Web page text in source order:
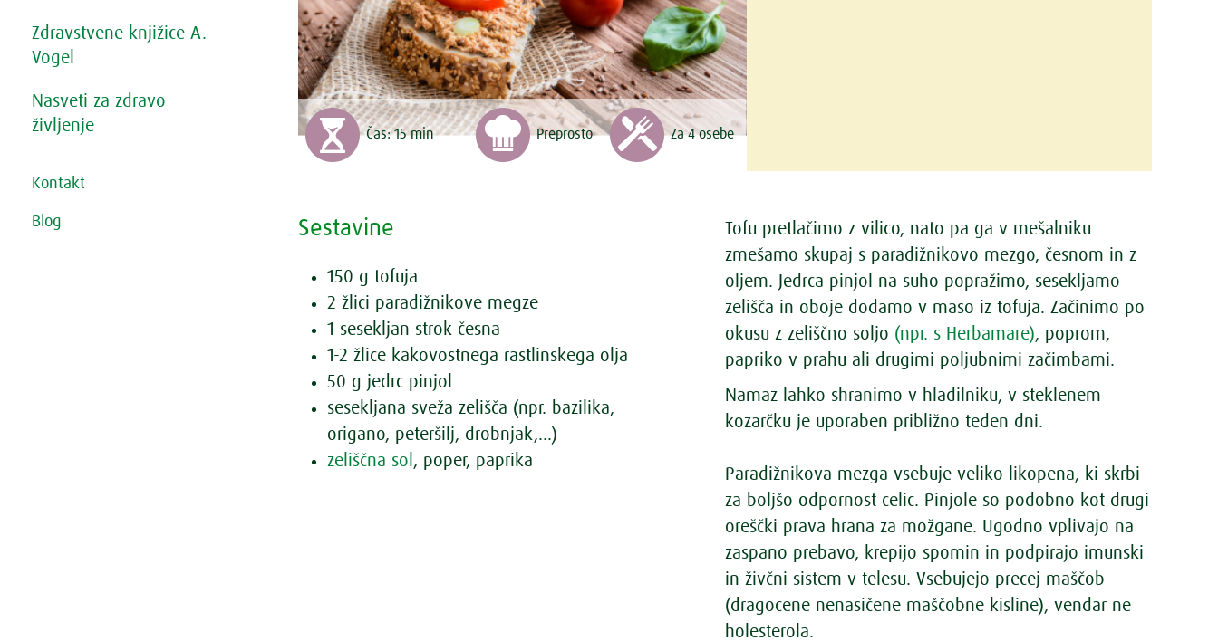
Zdravstvene knjižice A.
Vogel
Nasveti za zdravo
življenje
Kontakt
Blog
Čas:15 min Preprosto Za 4 osebe
Sestavine
150 g tofuja
2 žlici paradižnikove megze
1 sesekljan strok česna
1-2 žlice kakovostnega rastlinskega olja
50 g jedrc pinjol
sesekljana sveža zelišča (npr. bazilika,
origano, peteršilj, drobnjak,...)
zeliščna sol , poper, paprika
Tofu pretlačimo z vilico, nato pa ga v mešalniku
zmešamo skupaj s paradižnikovo mezgo, česnom in z
oljem. Jedrca pinjol na suho popražimo, sesekljamo
zelišča in oboje dodamo v maso iz tofuja. Začinimo po
okusu z zeliščno soljo (npr. s Herbamare), poprom,
papriko v prahu ali drugimi poljubnimi začimbami.
Namaz lahko shranimo v hladilniku, v steklenem
kozarčku je uporaben približno teden dni.
Paradižnikova mezga vsebuje veliko likopena, ki skrbi
za boljšo odpornost celic. Pinjole so podobno kot drugi
oreščki prava hrana za možgane. Ugodno vplivajo na
zaspano prebavo, krepijo spomin in podpirajo imunski
in živčni sistem v telesu. Vsebujejo precej maščob
(dragocene nenasičene maščobne kisline), vendar ne
holesterola.